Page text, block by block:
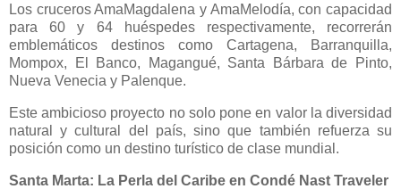
Los cruceros AmaMagdalena y AmaMelodía, con capacidad
para 60 y 64 huéspedes respectivamente, recorrerán
emblemáticos destinos como Cartagena, Barranquilla,
Mompox, El Banco, Magangué, Santa Bárbara de Pinto,
Nueva Venecia y Palenque.
Este ambicioso proyecto no solo pone en valor la diversidad
natural y cultural del país, sino que también refuerza su
posición como un destino turístico de clase mundial.
​Santa ​Marta: La Perla del Caribe en Condé Nast Traveler